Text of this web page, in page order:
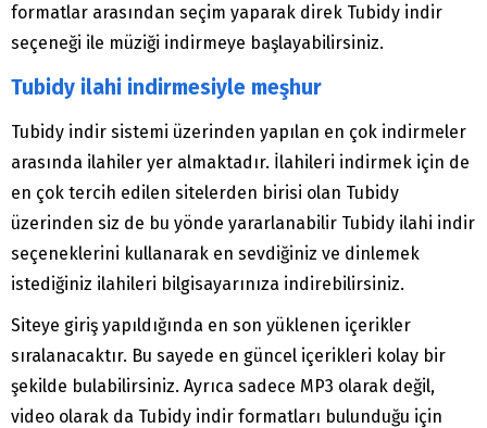
formatlar arasından seçim yaparak direk Tubidy indir
seçeneği ile müziği indirmeye başlayabilirsiniz.
Tubidy ilahi indirmesiyle meşhur
Tubidy indir sistemi üzerinden yapılan en çok indirmeler
arasında ilahiler yer almaktadır. İlahileri indirmek için de
en çok tercih edilen sitelerden birisi olan Tubidy
üzerinden siz de bu yönde yararlanabilir Tubidy ilahi indir
seçeneklerini kullanarak en sevdiğiniz ve dinlemek
istediğiniz ilahileri bilgisayarınıza indirebilirsiniz.
Siteye giriş yapıldığında en son yüklenen içerikler
sıralanacaktır. Bu sayede en güncel içerikleri kolay bir
şekilde bulabilirsiniz. Ayrıca sadece MP3 olarak değil,
video olarak da Tubidy indir formatları bulunduğu için